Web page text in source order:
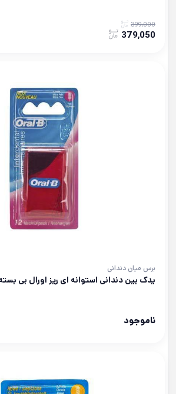
399,000
379,050
برس میان دندانی
یدک بین دندانی استوانه ای ریز اورال بی بسته 12
ناموجود